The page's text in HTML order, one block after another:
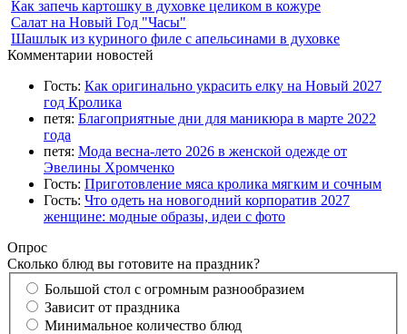
Как запечь картошку в духовке целиком в кожуре
Салат на Новый Год "Часы"
Шашлык из куриного филе с апельсинами в духовке
Комментарии новостей
Гость: Как оригинально украсить елку на Новый 2027
год Кролика
петя: Благоприятные дни для маникюра в марте 2022
года
петя: Мода весна-лето 2026 в женской одежде от
Эвелины Хромченко
Гость: Приготовление мяса кролика мягким и сочным
Гость: Что одеть на новогодний корпоратив 2027
женщине: модные образы, идеи с фото
Опрос
Сколько блюд вы готовите на праздник?
Большой стол с огромным разнообразием
Зависит от праздника
Минимальное количество блюд